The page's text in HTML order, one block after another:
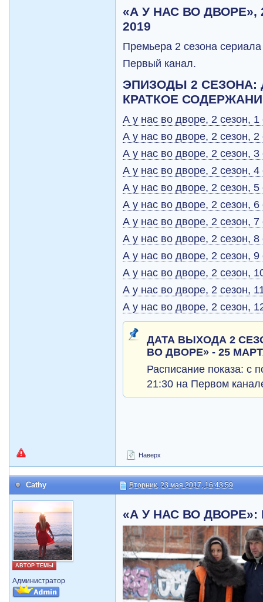
«А У НАС ВО ДВОРЕ»,
2019
Премьера 2 сезона
Первый канал.
ЭПИЗОДЫ 2
КРАТКОЕ
А у нас во дворе, 2 сезон,
А у нас во дворе, 2 сезон,
А у нас во дворе, 2 сезон,
А у нас во дворе, 2 сезон,
А у нас во дворе, 2 сезон,
А у нас во дворе, 2 сезон,
А у нас во дворе, 2 сезон,
А у нас во дворе, 2 сезон,
А у нас во дворе, 2 сезон,
А у нас во дворе, 2 сезон,
А у нас во дворе, 2 сезон,
А у нас во дворе, 2 сезон,
ДАТА ВЫХОДА 2
ВО ДВОРЕ» - 25
Расписание показа: с
21:30 на Первом
Наверх
Cathy Вторник, 23 мая 2017, 16:43:59
АВТОР ТЕМЫ
Администратор
«А У НАС ВО